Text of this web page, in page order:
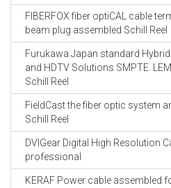
FIBERFOX fiber optiCAL cable
beam plug assembled Schill Reel
Furukawa Japan standard
and HDTV Solutions SMPTE.
Schill Reel
FieldCast the fiber optic system
Schill Reel
DVIGear Digital High Resolution
professional
KERAF Power cable assembled